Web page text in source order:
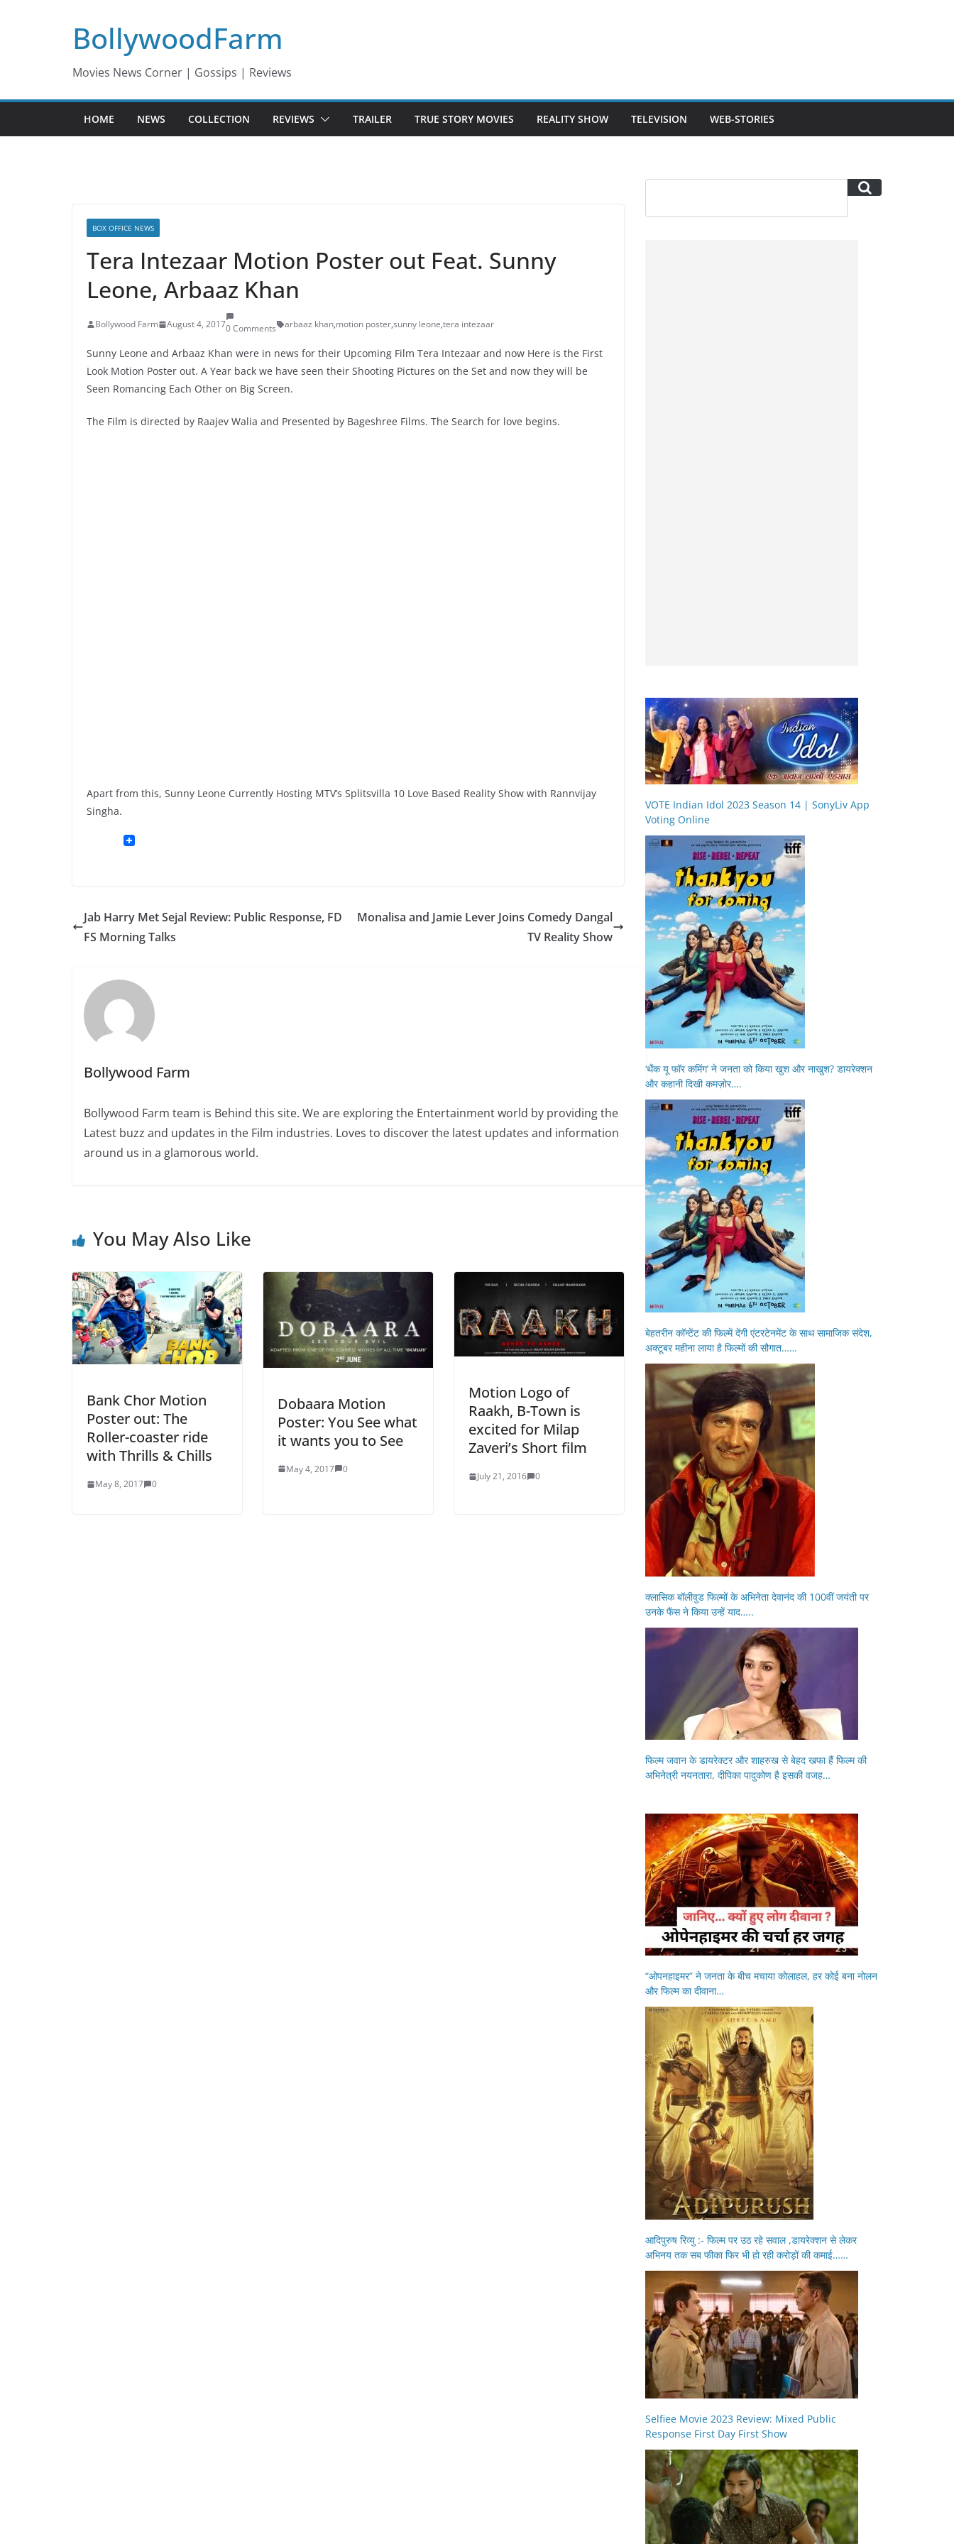
BollywoodFarm
Movies News Corner | Gossips | Reviews
HOME NEWS COLLECTION REVIEWS TRAILER TRUE STORY MOVIES REALITY SHOW TELEVISION WEB-STORIES
BOX OFFICE NEWS
Tera Intezaar Motion Poster out Feat. Sunny
Leone, Arbaaz Khan
Bollywood Farm August 4, 20170 Comments arbaaz khan,motion poster,sunny leone,tera intezaar
Sunny Leone and Arbaaz Khan were in news for their Upcoming Film Tera Intezaar and now Here is the First
Look Motion Poster out. A Year back we have seen their Shooting Pictures on the Set and now they will be
Seen Romancing Each Other on Big Screen.
The Film is directed by Raajev Walia and Presented by Bageshree Films. The Search for love begins.
Apart from this, Sunny Leone Currently Hosting MTV’s Splitsvilla 10 Love Based Reality Show with Rannvijay
Singha.
Jab Harry Met Sejal Review: Public Response, FD
FS Morning Talks
Monalisa and Jamie Lever Joins Comedy Dangal
TV Reality Show
Bollywood Farm
Bollywood Farm team is Behind this site. We are exploring the Entertainment world by providing the
Latest buzz and updates in the Film industries. Loves to discover the latest updates and information
around us in a glamorous world.
You May Also Like
Bank Chor Motion
Poster out: The
Roller-coaster ride
with Thrills & Chills
May 8, 2017 0
Dobaara Motion
Poster: You See what
it wants you to See
May 4, 2017 0
Motion Logo of
Raakh, B-Town is
excited for Milap
Zaveri’s Short film
July 21, 2016 0
VOTE Indian Idol 2023 Season 14 | SonyLiv App
Voting Online
‘थैंक यू फॉर कमिंग’ ने जनता को किया खुश और नाखुश? डायरेक्शन
और कहानी दिखी कमज़ोर….
बेहतरीन कॉन्टेंट की फिल्में देंगी एंटरटेनमेंट के साथ सामाजिक संदेश,
अक्टूबर महीना लाया है फिल्मों की सौगात……
क्लासिक बॉलीवुड फिल्मों के अभिनेता देवानंद की 100वीं जयंती पर
उनके फैंस ने किया उन्हें याद…..
फिल्म जवान के डायरेक्टर और शाहरुख से बेहद खफा हैं फिल्म की
अभिनेत्री नयनतारा, दीपिका पादुकोण है इसकी वजह…
“ओपनहाइमर” ने जनता के बीच मचाया कोलाहल, हर कोई बना नोलन
और फिल्म का दीवाना…
आदिपुरुष रिव्यु :- फिल्म पर उठ रहे सवाल ,डायरेक्शन से लेकर
अभिनय तक सब फीका फिर भी हो रही करोड़ों की कमाई……
Selfiee Movie 2023 Review: Mixed Public
Response First Day First Show